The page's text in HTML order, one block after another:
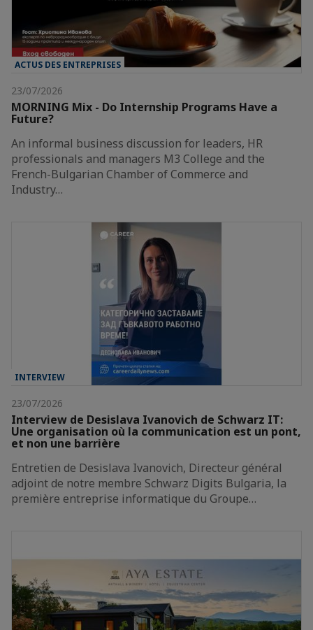
ACTUS DES ENTREPRISES
23/07/2026
MORNING Mix - Do Internship Programs Have a
Future?
An informal business discussion for leaders, HR
professionals and managers M3 College and the
French-Bulgarian Chamber of Commerce and
Industry…
INTERVIEW
23/07/2026
Interview de Desislava Ivanovich de Schwarz IT:
Une organisation où la communication est un pont,
et non une barrière
Entretien de Desislava Ivanovich, Directeur général
adjoint de notre membre Schwarz Digits Bulgaria, la
première entreprise informatique du Groupe…